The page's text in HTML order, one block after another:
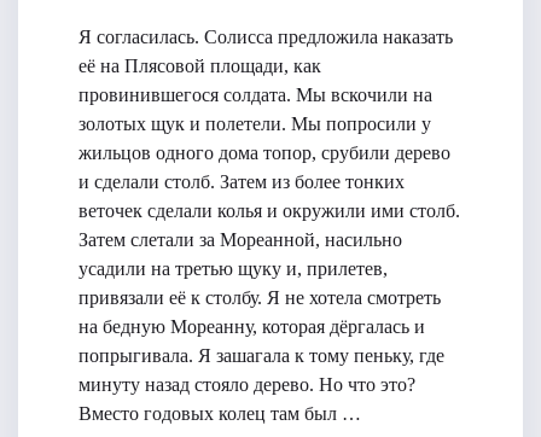
Я согласилась. Солисса предложила наказать
её на Плясовой площади, как
провинившегося солдата. Мы вскочили на
золотых щук и полетели. Мы попросили у
жильцов одного дома топор, срубили дерево
и сделали столб. Затем из более тонких
веточек сделали колья и окружили ими столб.
Затем слетали за Мореанной, насильно
усадили на третью щуку и, прилетев,
привязали её к столбу. Я не хотела смотреть
на бедную Мореанну, которая дёргалась и
попрыгивала. Я зашагала к тому пеньку, где
минуту назад стояло дерево. Но что это?
Вместо годовых колец там был …